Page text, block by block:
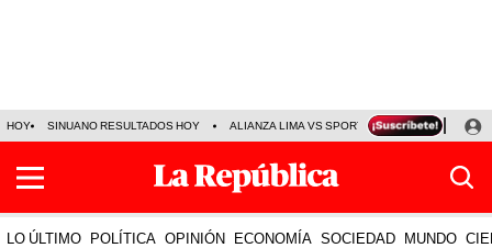
HOY SINUANO RESULTADOS HOY ALIANZA LIMA VS SPORT BOYS JORGE
LO ÚLTIMO POLÍTICA OPINIÓN ECONOMÍA SOCIEDAD MUNDO